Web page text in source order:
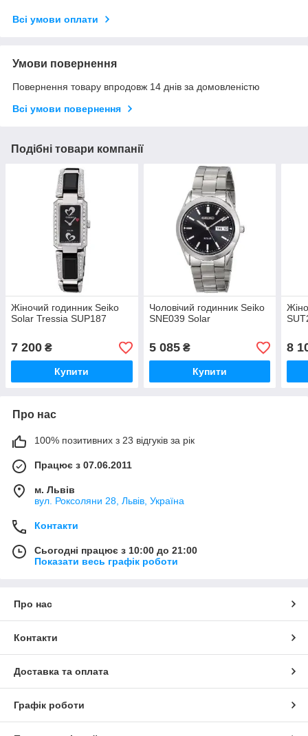
Всі умови оплати
Умови повернення
Повернення товару впродовж 14 днів за домовленістю
Всі умови повернення
Подібні товари компанії
Жіночий годинник Seiko
Solar Tressia SUP187
7 200 ₴
Купити
Чоловічий годинник Seiko
SNE039 Solar
5 085₴
Купити
8
Про нас
100% позитивних з 23 відгуків за рік
Працює з 07.06.2011
м. Львів
вул. Роксоляни 28, Львів, Україна
Контакти
Сьогодні працює з 10:00 до 21:00
Показати весь графік роботи
Про нас
Контакти
Доставка та оплата
Графік роботи